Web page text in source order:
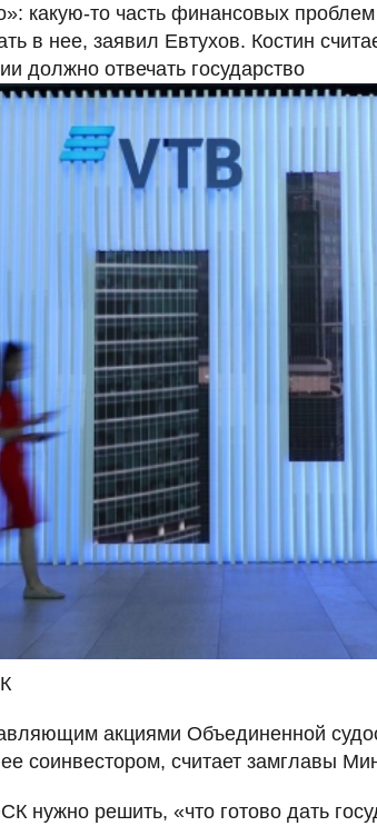
какую-то часть финансовых
в нее, заявил Евтухов. Костин
должно отвечать государство
акциями Объединенной
соинвестором, считает замглавы
нужно решить, «что готово дать